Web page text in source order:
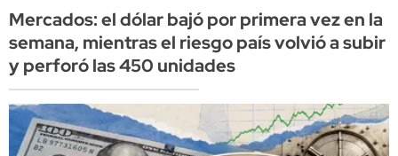
Mercados: el dólar bajó por primera vez en la
semana, mientras el riesgo país volvió a subir
y perforó las 450 unidades